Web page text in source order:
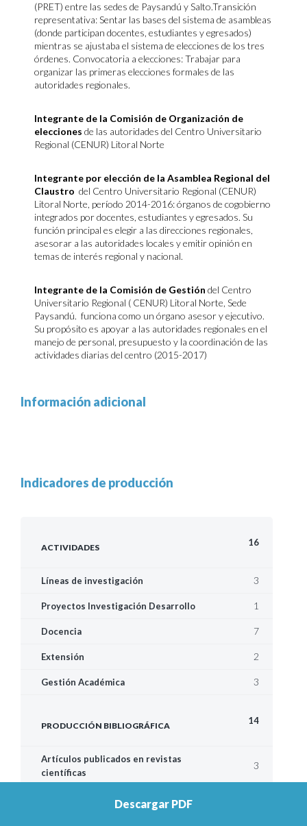
(PRET) entre las sedes de Paysandú y Salto.Transición
representativa: Sentar las bases del sistema de asambleas
(donde participan docentes, estudiantes y egresados)
mientras se ajustaba el sistema de elecciones de los tres
órdenes. Convocatoria a elecciones: Trabajar para
organizar las primeras elecciones formales de las
autoridades regionales.
Integrante de la Comisión de Organización de
elecciones de las autoridades del Centro Universitario
Regional (CENUR) Litoral Norte
Integrante por elección de la Asamblea Regional del
Claustro del Centro Universitario Regional (CENUR)
Litoral Norte, período 2014-2016: órganos de cogobierno
integrados por docentes, estudiantes y egresados. Su
función principal es elegir a las direcciones regionales,
asesorar a las autoridades locales y emitir opinión en
temas de interés regional y nacional.
Integrante de la Comisión de Gestión del Centro
Universitario Regional ( CENUR) Litoral Norte, Sede
Paysandú. funciona como un órgano asesor y ejecutivo.
Su propósito es apoyar a las autoridades regionales en el
manejo de personal, presupuesto y la coordinación de las
actividades diarias del centro (2015-2017)
Información adicional
Indicadores de producción
ACTIVIDADES 16
Líneas de investigación 3
Proyectos Investigación Desarrollo 1
Docencia 7
Extensión 2
Gestión Académica 3
PRODUCCIÓN BIBLIOGRÁFICA 14
Artículos publicados en revistas
científicas
3
Descargar PDF